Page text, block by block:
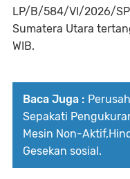
LP/B/584/VI/2026/
Sumatera Utara
WIB.
Baca Juga :
Sepakati
Mesin Non-
Gesekan sosial.